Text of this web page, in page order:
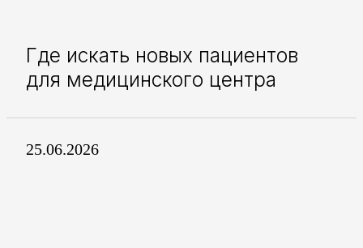
Где искать новых пациентов
для медицинского центра
25.06.2026